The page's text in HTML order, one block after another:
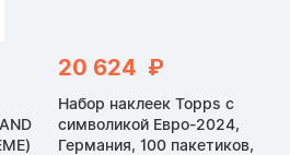
20 624 ₽
Набор наклеек Topps с
символикой Евро-2024,
Германия, 100 пакетиков,